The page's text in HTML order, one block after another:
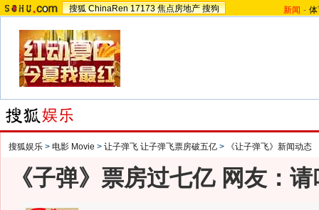
搜狐 ChinaRen 17173 焦点房地产 搜狗 新闻 -
搜狐娱乐 > 电影 Movie > 让子弹飞 让子弹飞票房破五亿 > 《让子弹飞》新闻动态
《子弹》票房过七亿 网友：